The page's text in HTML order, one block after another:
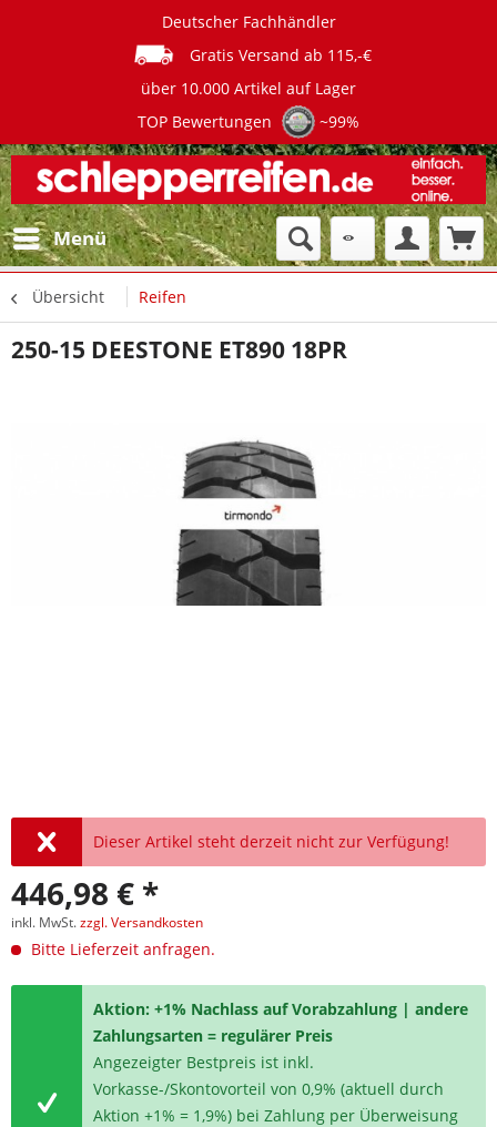
Deutscher Fachhändler
Gratis Versand ab 115,-€
über 10.000 Artikel auf Lager
TOP Bewertungen
~99%
Menü
Übersicht Reifen
250-15 DEESTONE ET890 18PR
Dieser Artikel steht derzeit nicht zur Verfügung!
446,98 € *
inkl. MwSt.zzgl. Versandkosten
Bitte Lieferzeit anfragen.
Aktion: +1% Nachlass auf Vorabzahlung | andere
Zahlungsarten = regulärer Preis
Angezeigter Bestpreis ist inkl.
Vorkasse-/Skontovorteil von 0,9% (aktuell durch
Aktion +1% = 1,9%) bei Zahlung per Überweisung